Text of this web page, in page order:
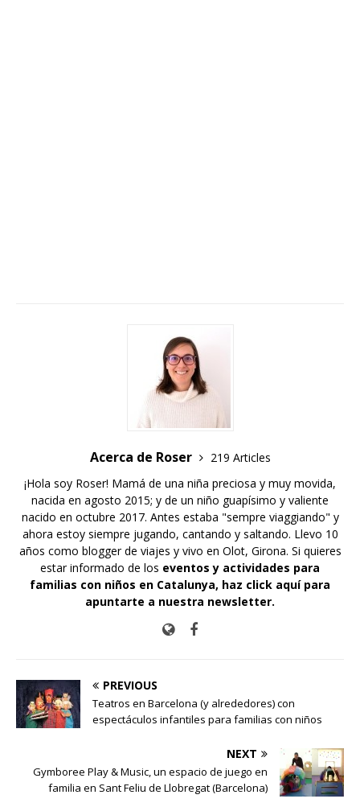
Acerca de Roser
219 Articles
¡Hola soy Roser! Mamá de una niña preciosa y muy movida,
nacida en agosto 2015; y de un niño guapísimo y valiente
nacido en octubre 2017. Antes estaba "sempre viaggiando" y
ahora estoy siempre jugando, cantando y saltando. Llevo 10
años como blogger de viajes y vivo en Olot, Girona. Si quieres
estar informado de los eventos y actividades para
familias con niños en Catalunya, haz click aquí para
apuntarte a nuestra newsletter.
PREVIOUS
Teatros en Barcelona (y alrededores) con
espectáculos infantiles para familias con niños
NEXT
Gymboree Play & Music, un espacio de juego en
familia en Sant Feliu de Llobregat (Barcelona)